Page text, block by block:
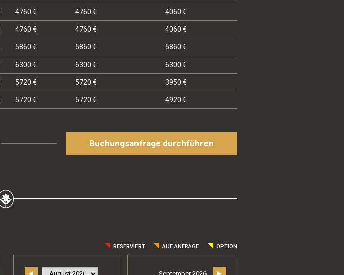
4760 € 4760 € 4060 €
4760 € 4760 € 4060 €
5860 € 5860 € 5860 €
6300 € 6300 € 6300 €
5720 € 5720 € 3950 €
5720 € 5720 € 4920 €
Buchungsanfrage durchführen
RESERVIERT AUF ANFRAGE OPTION